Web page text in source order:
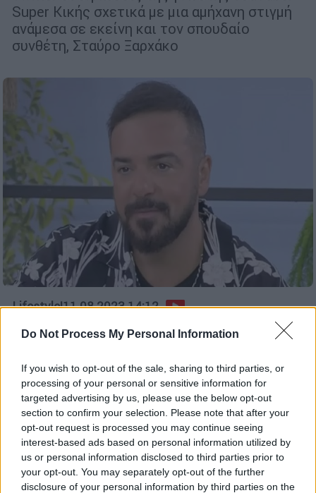
Do Not Process My Personal Information
If you wish to opt-out of the sale, sharing to third parties, or
processing of your personal or sensitive information for
targeted advertising by us, please use the below opt-out
section to confirm your selection. Please note that after your
opt-out request is processed you may continue seeing
interest-based ads based on personal information utilized by
us or personal information disclosed to third parties prior to
your opt-out. You may separately opt-out of the further
disclosure of your personal information by third parties on the
Super Κικής σχετικά με μια αμήχανη στιγμή
ανάμεσα σε εκείνη και τον σπουδαίο
συνθέτη, Σταύρο Ξαρχάκο
Lifestyle|11.08.2023 14:12
Έξαλλος ο Τριαντάφυλλος με την
Σούπερ Κική: «Μυγοσκοτώστρα ο
Σταύρος Ξαρχάκος;»
Έξω φρενών έγινε ο Τριαντάφυλλος στην
εκπομπή «Καλοκαίρι #yes μετά τις
δηλώσεις που έκανε η Σούπερ Κική, η οποία
δεν γνώριζε ποιος είναι ο μεγάλος
συνθέτης Σταύρος Ξαρχάκος